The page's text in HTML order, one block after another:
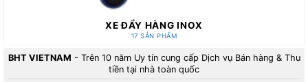
XE ĐẨY HÀNG INOX
17 SẢN PHẨM
BHT VIETNAM - Trên 10 năm Uy tín cung cấp Dịch vụ Bán hàng & Thu
tiền tại nhà toàn quốc